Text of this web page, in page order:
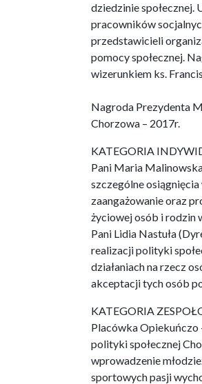
dziedzinie społecznej.
pracowników
przedstawicieli
pomocy społecznej.
wizerunkiem ks.
Nagroda Prezydenta
Chorzowa – 2017r.
KATEGORIA
Pani Maria
szczególne
zaangażowanie oraz
życiowej osób i rodzin
Pani Lidia Nastuła
realizacji polityki
działaniach na rzecz
akceptacji tych osób
KATEGORIA
Placówka Opiekuńczo
polityki społecznej
wprowadzenie
sportowych pasji